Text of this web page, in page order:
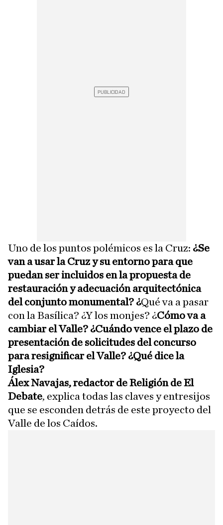
Uno de los puntos polémicos es la Cruz: ¿Se
van a usar la Cruz y su entorno para que
puedan ser incluidos en la propuesta de
restauración y adecuación arquitectónica
del conjunto monumental? ¿Qué va a pasar
con la Basílica? ¿Y los monjes? ¿Cómo va a
cambiar el Valle? ¿Cuándo vence el plazo de
presentación de solicitudes del concurso
para resignificar el Valle? ¿Qué dice la
Iglesia?
Álex Navajas,redactor de Religión de El
Debate, explica todas las claves y entresijos
que se esconden detrás de este proyecto del
Valle de los Caídos.